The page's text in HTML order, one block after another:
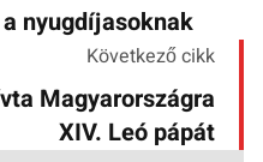
nyugdíjasoknak
Következő cikk
Magyarországra
XIV. Leó pápát